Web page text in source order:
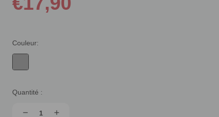
Couleur:
Stock
Quantité :
Diminuer
remove
Augmenter
add